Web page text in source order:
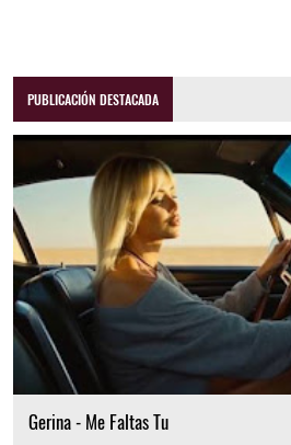
PUBLICACIÓN DESTACADA
Gerina - Me Faltas Tu